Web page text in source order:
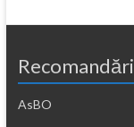
Recomandări
AsBO